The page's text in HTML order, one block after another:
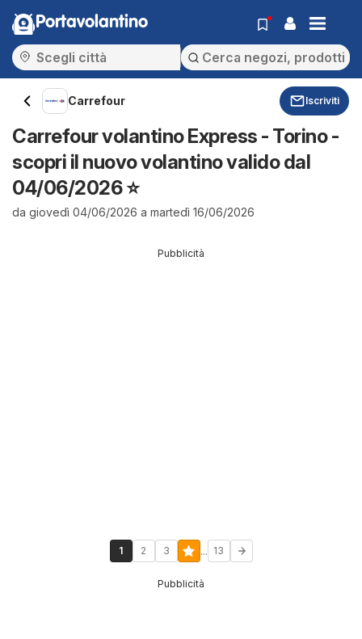
Portavolantino
Carrefour Iscriviti
Carrefour volantino Express - Torino -
scopri il nuovo volantino valido dal
04/06/2026 ⭐️
da giovedì 04/06/2026 a martedì 16/06/2026
Pubblicità
1 2 3 ... 13
Pubblicità